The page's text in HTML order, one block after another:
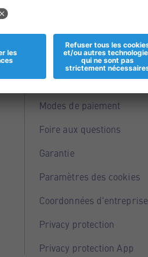
Informations
Magasins
Modes de paiement
Foire aux questions
Garantie
Paramètres des cookies
Coordonnées d'entreprise
Privacy protection
Privacy protection App